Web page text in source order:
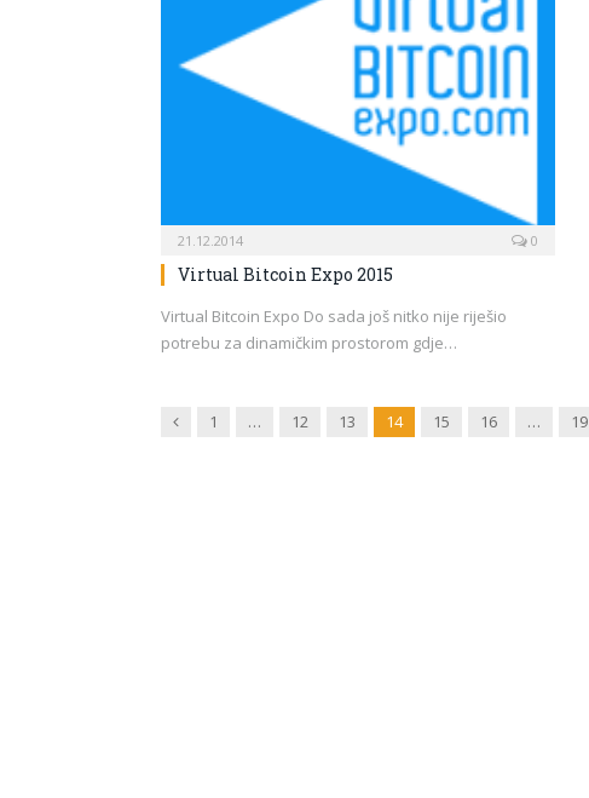
21.12.2014 0
Virtual Bitcoin Expo 2015
Virtual Bitcoin Expo Do sada još nitko nije riješio
potrebu za dinamičkim prostorom gdje…
Previous
1 … 12 13 14 15 16 … 19